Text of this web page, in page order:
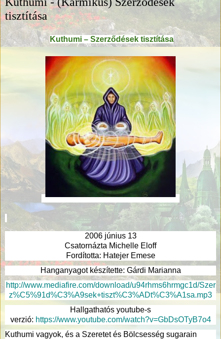
tisztítása
Kuthumi – Szerződések tisztítása
2006 június 13
Csatornázta Michelle Eloff
Fordította: Hatejer Emese
Hanganyagot készítette: Gárdi Marianna
http://www.mediafire.com/download/u94rhms6hrmgc1d/Szer
z%C5%91d%C3%A9sek+tiszt%C3%ADt%C3%A1sa.mp3
Hallgathatós youtube-s
verzió: https://www.youtube.com/watch?v=GbDsOTyB7o4
Kuthumi vagyok, és a Szeretet és Bölcsesség sugarain